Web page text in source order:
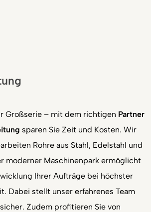
Großserie – mit dem richtigen Partner
sparen Sie Zeit und Kosten. Wir
Rohre aus Stahl, Edelstahl und
moderner Maschinenpark ermöglicht
Ihrer Aufträge bei höchster
Dabei stellt unser erfahrenes Team
Zudem profitieren Sie von